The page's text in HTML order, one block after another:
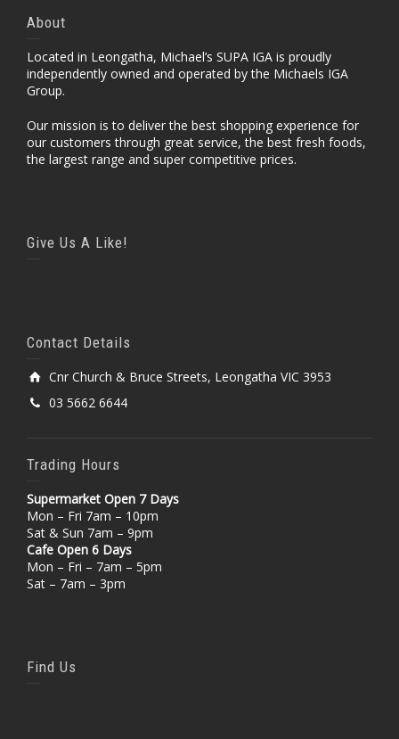
About
Located in Leongatha, Michael’s SUPA IGA is proudly
independently owned and operated by the Michaels IGA
Group.
Our mission is to deliver the best shopping experience for
our customers through great service, the best fresh foods,
the largest range and super competitive prices.
Give Us A Like!
Contact Details
Cnr Church & Bruce Streets, Leongatha VIC 3953
03 5662 6644
Trading Hours
Supermarket Open 7 Days
Mon – Fri 7am – 10pm
Sat & Sun 7am – 9pm
Cafe Open 6 Days
Mon – Fri – 7am – 5pm
Sat – 7am – 3pm
Find Us